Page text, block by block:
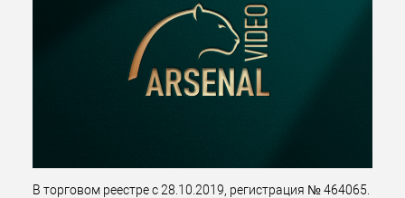
В торговом реестре с 28.10.2019, регистрация № 464065.